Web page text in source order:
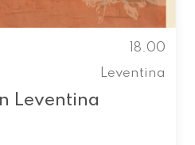
18.00
Leventina
Leventina